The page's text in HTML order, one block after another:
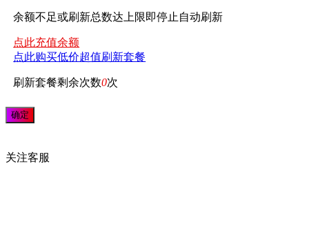
余额不足或刷新总数达上限即停止自动刷新
点此充值余额
点此购买低价超值刷新套餐
刷新套餐剩余次数0次
关注客服